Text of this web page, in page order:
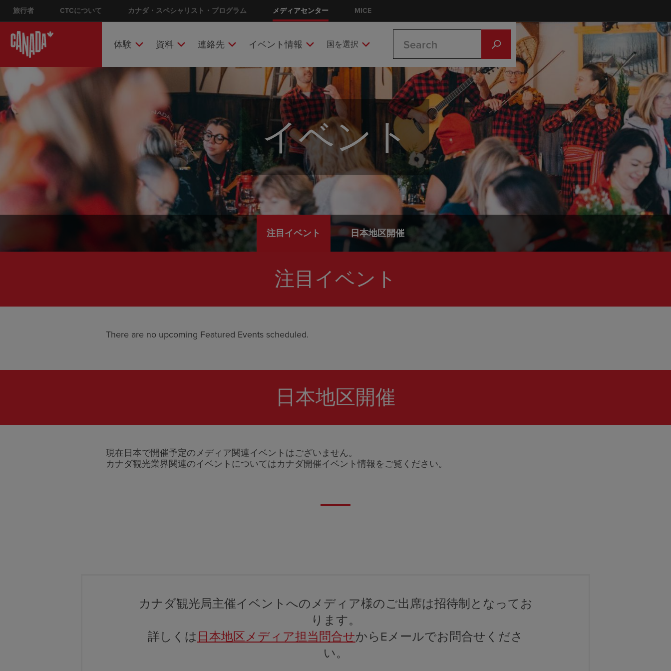
Skip
main
content
旅行者 CTCについて カナダ・スペシャリスト・プログラム メディアセンター MICE
Main nav
体験 資料 連絡先 イベント情報 国を選択
Search
イベント
注目イベント 日本地区開催
注目イベント
There are no upcoming Featured Events scheduled.
日本地区開催
現在日本で開催予定のメディア関連イベントはございません。
カナダ観光業界関連のイベントについてはカナダ開催イベント情報をご覧ください。
カナダ観光局主催イベントへのメディア様のご出席は招待制となってお
ります。
詳しくは 日本地区メディア担当問合せからEメールでお問合せくださ
い。